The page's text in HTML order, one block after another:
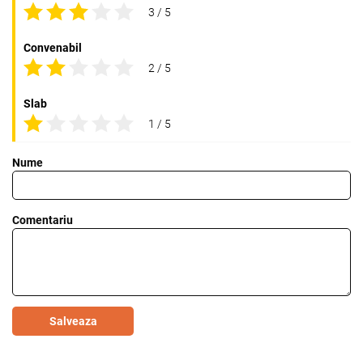
3 / 5
Convenabil
2 / 5
Slab
1 / 5
Nume
Comentariu
Salveaza